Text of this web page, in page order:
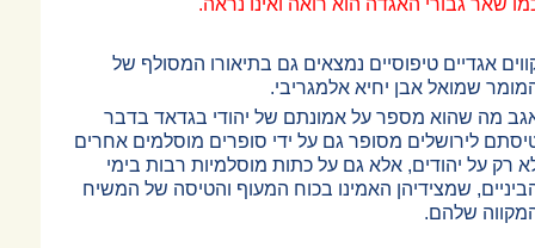
שאר גבורי האגדה הוא רואה ואינו נראה.
אגדיים טיפוסיים נמצאים גם בתיאורו המסולף של
שמואל אבן יחיא אלמגריבי.
מה שהוא מספר על אמונתם של יהודי בגדאד בדבר
לירושלים מסופר גם על ידי סופרים מוסלמים אחרים
רק על יהודים, אלא גם על כתות מוסלמיות רבות בימי
שמצידיהן האמינו בכוח המעוף והטיסה של המשיח
שלהם.